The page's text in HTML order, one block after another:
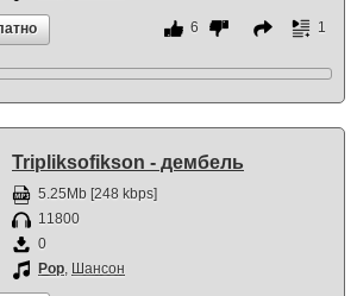
6 1
Tripliksofikson - дембель
5.25Mb [248 kbps]
11800
0
Pop, Шансон